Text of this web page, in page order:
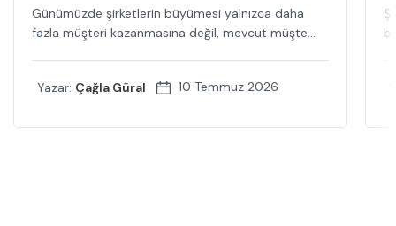
Günümüzde şirketlerin büyümesi yalnızca daha
fazla müşteri kazanmasına değil, mevcut müşte...
Yazar: Çağla Güral 10 Temmuz 2026